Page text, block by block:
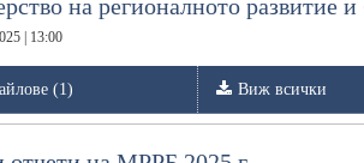
на регионалното развитие
| 13:00
(1) Виж всички